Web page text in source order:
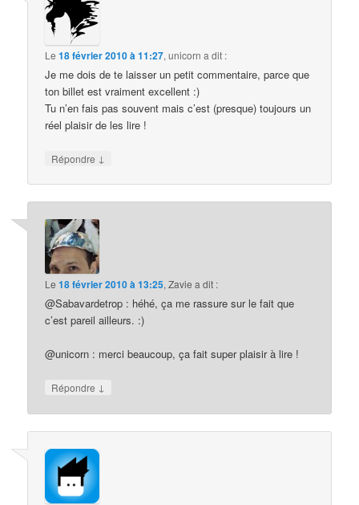
Le18 février 2010 à 11:27,unicorn a dit :
Je me dois de te laisser un petit commentaire, parce que
ton billet est vraiment excellent :)
Tu n’en fais pas souvent mais c’est (presque) toujours un
réel plaisir de les lire !
Répondre ↓
Le18 février 2010 à 13:25,Zavie a dit :
@Sabavardetrop : héhé, ça me rassure sur le fait que
c’est pareil ailleurs. :)
@unicorn : merci beaucoup, ça fait super plaisir à lire !
Répondre ↓